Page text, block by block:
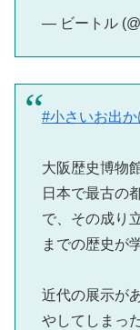
— ビートル
#小さいお出
大阪歴史博物
日本で最古の
で、その成り
までの歴史が
近代の展示が
やしてしまっ